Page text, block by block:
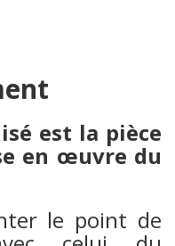
est la pièce
en œuvre du
le point de